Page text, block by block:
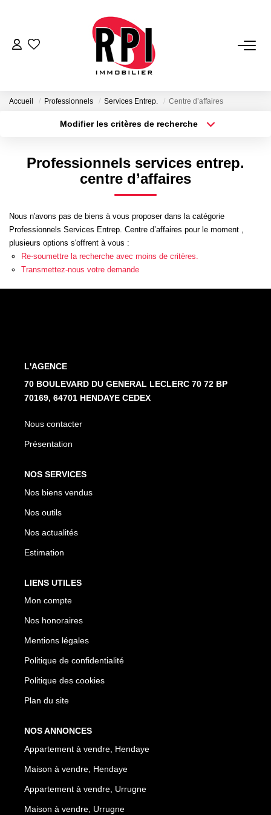
VENTES
LOCATIONS
NOS SERVICES
Estimation
Biens Vendus
Gestion
Expertise Immobilière
Accueil Professionnels Services Entrep. Centre d’affaires
Modifier les critères de recherche
Type de bien
Surface min
Créer une alerte
Professionnels services entrep.
centre d’affaires
Nous n'avons pas de biens à vous proposer dans la catégorie
Professionnels Services Entrep. Centre d’affaires pour le moment ,
plusieurs options s'offrent à vous :
Re-soumettre la recherche avec moins de critères.
Transmettez-nous votre demande
L'AGENCE
70 BOULEVARD DU GENERAL LECLERC 70 72 BP
70169, 64701 HENDAYE CEDEX
Nous contacter
Présentation
NOS SERVICES
Nos biens vendus
Nos outils
Nos actualités
Estimation
LIENS UTILES
Mon compte
Nos honoraires
Mentions légales
Politique de confidentialité
Politique des cookies
Plan du site
NOS ANNONCES
Appartement à vendre, Hendaye
Maison à vendre, Hendaye
Appartement à vendre, Urrugne
Maison à vendre, Urrugne